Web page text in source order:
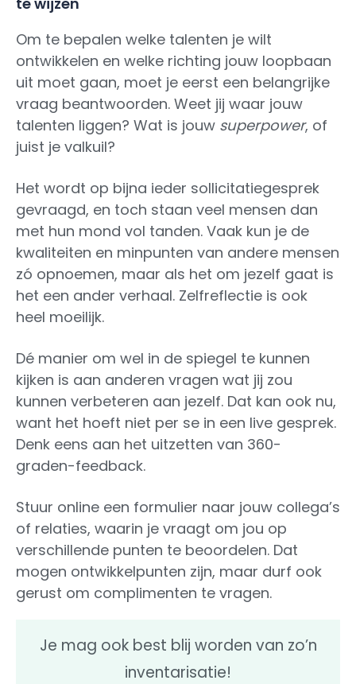
Om te bepalen welke talenten je wilt
ontwikkelen en welke richting jouw loopbaan
uit moet gaan, moet je eerst een belangrijke
vraag beantwoorden. Weet jij waar jouw
talenten liggen? Wat is jouw superpower, of
juist je valkuil?
Het wordt op bijna ieder sollicitatiegesprek
gevraagd, en toch staan veel mensen dan
met hun mond vol tanden. Vaak kun je de
kwaliteiten en minpunten van andere mensen
zó opnoemen, maar als het om jezelf gaat is
het een ander verhaal. Zelfreflectie is ook
heel moeilijk.
Dé manier om wel in de spiegel te kunnen
kijken is aan anderen vragen wat jij zou
kunnen verbeteren aan jezelf. Dat kan ook nu,
want het hoeft niet per se in een live gesprek.
Denk eens aan het uitzetten van 360-
graden-feedback.
Stuur online een formulier naar jouw collega’s
of relaties, waarin je vraagt om jou op
verschillende punten te beoordelen. Dat
mogen ontwikkelpunten zijn, maar durf ook
gerust om complimenten te vragen.
Je mag ook best blij worden van zo’n
inventarisatie!